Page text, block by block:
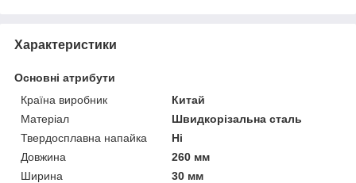
Характеристики
Основні атрибути
Країна виробник
Китай
Матеріал
Швидкорізальна сталь
Твердосплавна напайка
Ні
Довжина
260 мм
Ширина
30 мм